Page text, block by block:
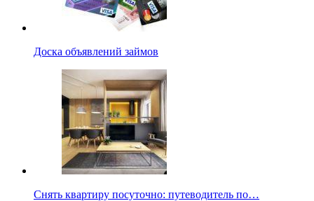
Доска объявлений займов
Снять квартиру посуточно: путеводитель по…